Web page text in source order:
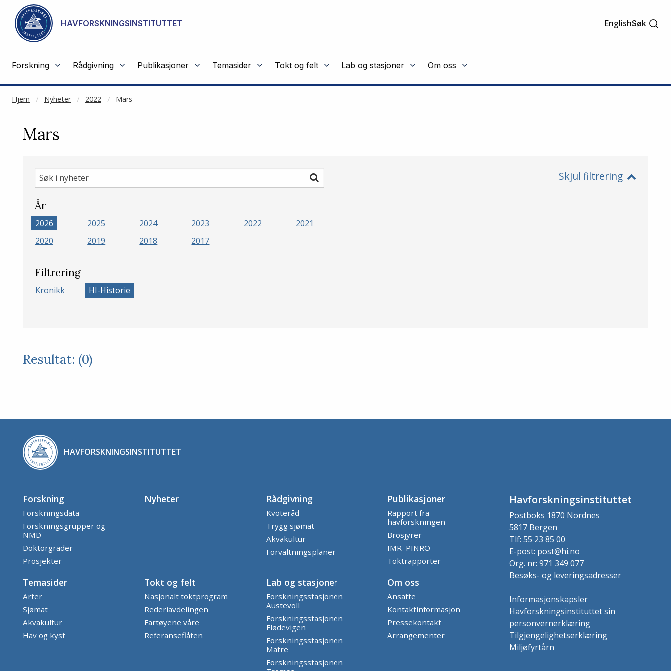
Gå til hovedinnhold
HAVFORSKNINGSINSTITUTTET EnglishSøk
Forskning Rådgivning Publikasjoner Temasider Tokt og felt Lab og stasjoner Om oss
Hjem Nyheter 2022 Mars
NOT CACHED
Mars
Søk
i
nyheter
Søk Skjul filtrering
År
2026 2025 2024 2023 2022
2021
2020
2019 2018 2017
Filtrering
Kronikk HI-Historie
Resultat: (0)
HAVFORSKNINGSINSTITUTTET
Forskning
Forskningsdata
Forskningsgrupper og
NMD
Doktorgrader
Prosjekter
Nyheter Rådgivning
Kvoteråd
Trygg sjømat
Akvakultur
Forvaltningsplaner
Publikasjoner
Rapport fra
havforskningen
Brosjyrer
IMR–PINRO
Toktrapporter
Temasider
Arter
Sjømat
Akvakultur
Hav og kyst
Tokt og felt
Nasjonalt toktprogram
Rederiavdelingen
Fartøyene våre
Referanseflåten
Lab og stasjoner
Forskningsstasjonen
Austevoll
Forskningsstasjonen
Flødevigen
Forskningsstasjonen
Matre
Forskningsstasjonen
Om oss
Ansatte
Kontaktinformasjon
Pressekontakt
Arrangementer
Havforskningsinstituttet
Postboks 1870 Nordnes
5817 Bergen
Tlf: 55 23 85 00
E-post: post@hi.no
Org. nr: 971 349 077
Besøks- og leveringsadresser
Informasjonskapsler
Havforskningsinstituttet sin
personvernerklæring
Tilgjengelighetserklæring
Miljøfyrtårn